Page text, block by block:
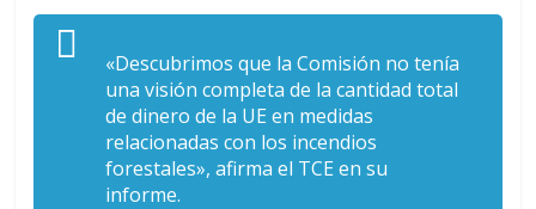
«Descubrimos que la Comisión no tenía
una visión completa de la cantidad total
de dinero de la UE en medidas
relacionadas con los incendios
forestales», afirma el TCE en su
informe.